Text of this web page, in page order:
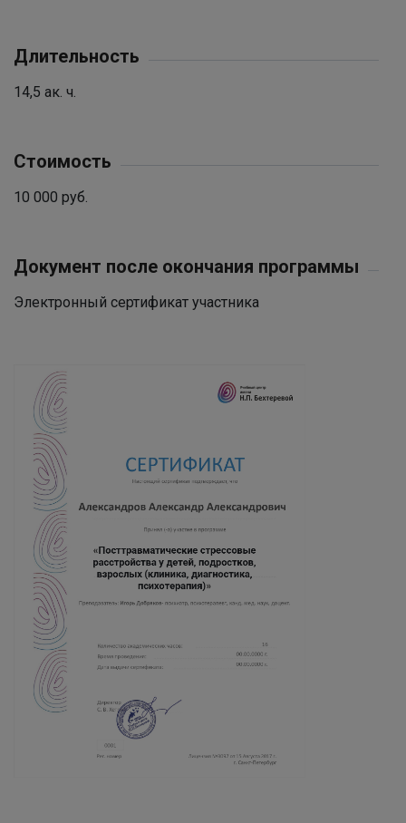
Длительность
14,5 ак. ч.
Стоимость
10 000 руб.
Документ после окончания программы
Электронный сертификат участника